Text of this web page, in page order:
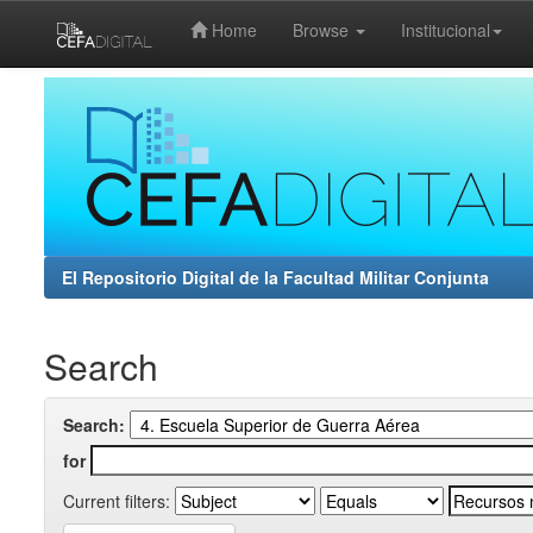
Home Browse Institucional
El Repositorio Digital de la Facultad Militar Conjunta
Search
Search:
for
Current filters: